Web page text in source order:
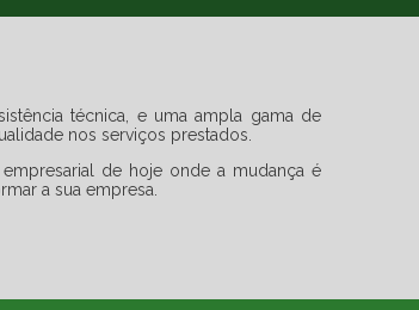
técnica, e uma ampla gama de
nos serviços prestados.
de hoje onde a mudança é
a sua empresa.